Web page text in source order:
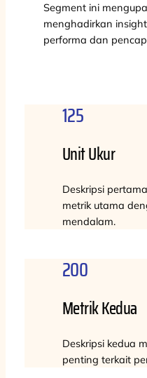
Segment ini
menghadirkan
performa dan
125
Unit Ukur
Deskripsi
metrik utama
mendalam.
200
Metrik Kedua
Deskripsi kedua
penting terkait